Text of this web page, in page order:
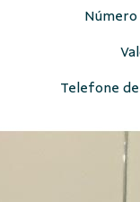
Número
Telefone